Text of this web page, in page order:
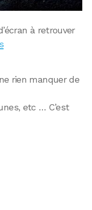
à retrouver
rien manquer de
etc … C’est